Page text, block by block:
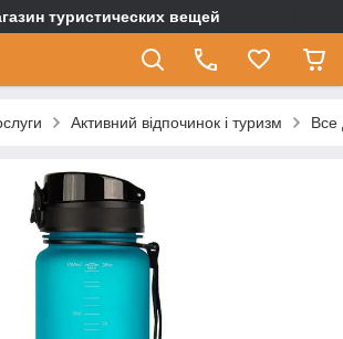
туристических вещей
Активний відпочинок і туризм Все